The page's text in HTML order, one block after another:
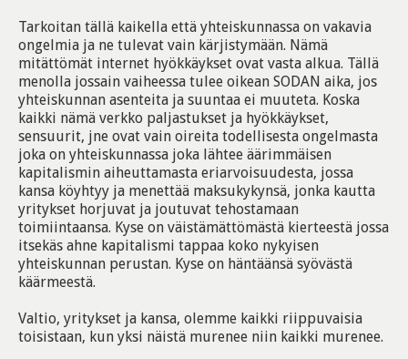
Tarkoitan tällä kaikella että yhteiskunnassa on vakavia
ongelmia ja ne tulevat vain kärjistymään. Nämä
mitättömät internet hyökkäykset ovat vasta alkua. Tällä
menolla jossain vaiheessa tulee oikean SODAN aika, jos
yhteiskunnan asenteita ja suuntaa ei muuteta. Koska
kaikki nämä verkko paljastukset ja hyökkäykset,
sensuurit, jne ovat vain oireita todellisesta ongelmasta
joka on yhteiskunnassa joka lähtee äärimmäisen
kapitalismin aiheuttamasta eriarvoisuudesta, jossa
kansa köyhtyy ja menettää maksukykynsä, jonka kautta
yritykset horjuvat ja joutuvat tehostamaan
toimiintaansa. Kyse on väistämättömästä kierteestä jossa
itsekäs ahne kapitalismi tappaa koko nykyisen
yhteiskunnan perustan. Kyse on häntäänsä syövästä
käärmeestä.
Valtio, yritykset ja kansa, olemme kaikki riippuvaisia
toisistaan, kun yksi näistä murenee niin kaikki murenee.